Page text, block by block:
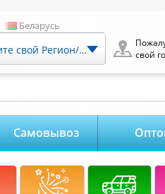
Беларусь
Россия (выберите свой Регион/Город)
свой
Самовывоз